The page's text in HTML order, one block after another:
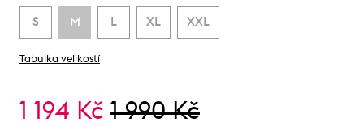
S M L XL XXL
Tabulka velikostí
1 194 Kč 1 990 Kč